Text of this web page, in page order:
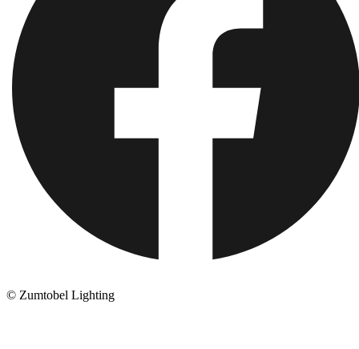
© Zumtobel Lighting